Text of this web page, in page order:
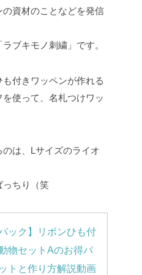
資材のことなどを発信
ブキモノ刺繍」です。
付きワッペンが作れる
使って、名札つけワッ
のは、Lサイズのライオ
っちり（笑
ック】リボンひも付
物セットAのお得パ
トと作り方解説動画